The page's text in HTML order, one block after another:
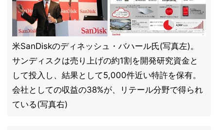
米SanDiskのディネッシュ・バハール氏(写真左)。
サンディスクは売り上げの約1割を開発研究資金と
して投入し、結果として5,000件近い特許を保有。
会社としての収益の38%が、リテール分野で得られ
ている(写真右)